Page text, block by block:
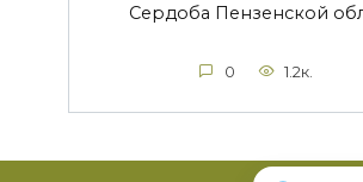
Сердоба Пензенской
0 1.2к.